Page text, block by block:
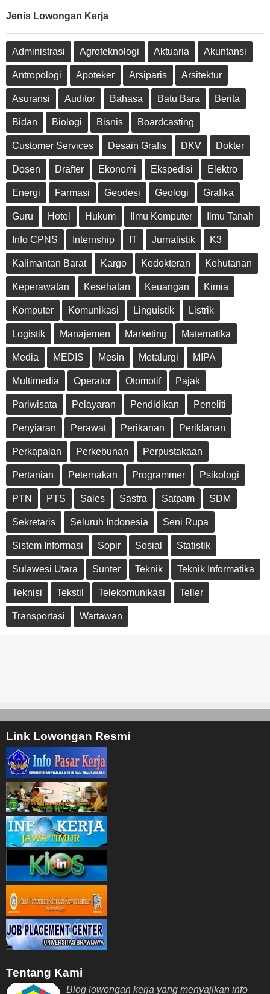
Jenis Lowongan Kerja
Administrasi Agroteknologi Aktuaria Akuntansi
Antropologi Apoteker Arsiparis Arsitektur
Asuransi Auditor Bahasa Batu Bara Berita
Bidan Biologi Bisnis Boardcasting
Customer Services Desain Grafis DKV Dokter
Dosen Drafter Ekonomi Ekspedisi Elektro
Energi Farmasi Geodesi Geologi Grafika
Guru Hotel Hukum Ilmu Komputer Ilmu Tanah
Info CPNS Internship IT Jurnalistik K3
Kalimantan Barat Kargo Kedokteran Kehutanan
Keperawatan Kesehatan Keuangan Kimia
Komputer Komunikasi Linguistik Listrik
Logistik Manajemen Marketing Matematika
Media MEDIS Mesin Metalurgi MIPA
Multimedia Operator Otomotif Pajak
Pariwisata Pelayaran Pendidikan Peneliti
Penyiaran Perawat Perikanan Periklanan
Perkapalan Perkebunan Perpustakaan
Pertanian Peternakan Programmer Psikologi
PTN PTS Sales Sastra Satpam SDM
Sekretaris Seluruh Indonesia Seni Rupa
Sistem Informasi Sopir Sosial Statistik
Sulawesi Utara Sunter Teknik Teknik Informatika
Teknisi Tekstil Telekomunikasi Teller
Transportasi Wartawan
Link Lowongan Resmi
Tentang Kami
Blog lowongan kerja yang menyajikan info